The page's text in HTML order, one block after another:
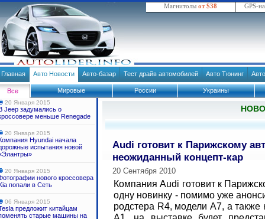
Магнитолы от $38 GPS-
Главная Авто Новости Авто-базар Тест драйв автомобилей Авто Тюнинг
Все Мировые России Украины
20 Января 2015
Jeep задумались о
меньше Renegade
20 Января 2015
Hyundai начала
испытания новой
20 Января 2015
нового кроссовера
попали в Сеть
06 Января 2015
предложит китайцам
старые машины на
Audi готовит к Парижскому
неожиданный концепт-кар
20 Сентября 2010
Компания Audi готовит к
одну новинку - помимо уже
родстера R4, модели A7, а